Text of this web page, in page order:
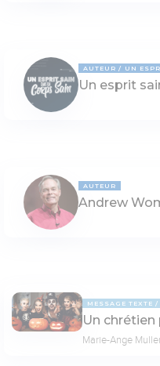
AUTEUR UN
Un esprit
AUTEUR
Andrew
MESSAGE TEXTE
Un
Marie-Ange